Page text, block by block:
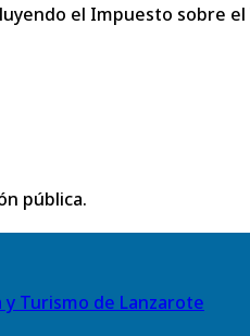
el Impuesto sobre
pública.
Turismo de Lanzarote